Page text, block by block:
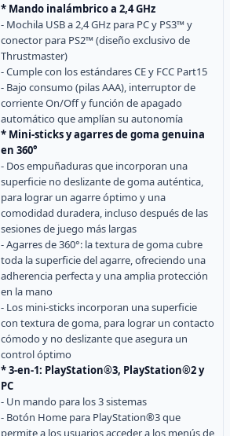
* Mando inalámbrico a 2,4 GHz
- Mochila USB a 2,4 GHz para PC y PS3™ y
conector para PS2™ (diseño exclusivo de
Thrustmaster)
- Cumple con los estándares CE y FCC Part15
- Bajo consumo (pilas AAA), interruptor de
corriente On/Off y función de apagado
automático que amplían su autonomía
* Mini-sticks y agarres de goma genuina
en 360°
- Dos empuñaduras que incorporan una
superficie no deslizante de goma auténtica,
para lograr un agarre óptimo y una
comodidad duradera, incluso después de las
sesiones de juego más largas
- Agarres de 360°: la textura de goma cubre
toda la superficie del agarre, ofreciendo una
adherencia perfecta y una amplia protección
en la mano
- Los mini-sticks incorporan una superficie
con textura de goma, para lograr un contacto
cómodo y no deslizante que asegura un
control óptimo
* 3-en-1: PlayStation®3, PlayStation®2 y
PC
- Un mando para los 3 sistemas
- Botón Home para PlayStation®3 que
permite a los usuarios acceder a los menús de